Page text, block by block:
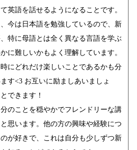
英語を話せるようになることです。
今は日本語を勉強しているので、新
特に母語とは全く異なる言語を学ぶ
に難しいかもよく理解しています。
にどれだけ楽しいことであるかも分
す<3 お互いに励ましあいましょ
できます！
のことを穏やかでフレンドリーな講
思います。他の方の興味や経験につ
が好きで、これは自分も少しずつ新